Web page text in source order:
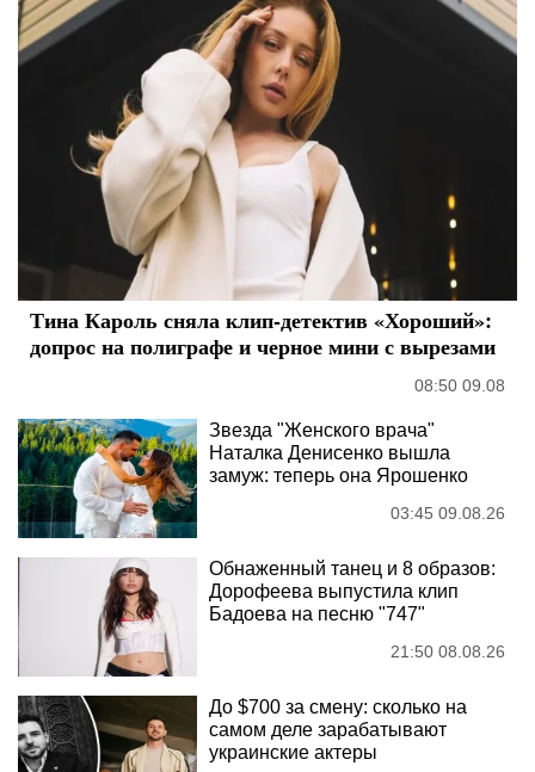
Тина Кароль сняла клип-детектив «Хороший»:
допрос на полиграфе и черное мини с вырезами
08:50 09.08
Звезда "Женского врача"
Наталка Денисенко вышла
замуж: теперь она Ярошенко
03:45 09.08.26
Обнаженный танец и 8 образов:
Дорофеева выпустила клип
Бадоева на песню "747"
21:50 08.08.26
До $700 за смену: сколько на
самом деле зарабатывают
украинские актеры